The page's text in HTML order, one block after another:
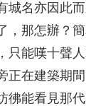
城名亦因此而
，那怎辦？
能嘆十聲人
正在建築期
能看見那代